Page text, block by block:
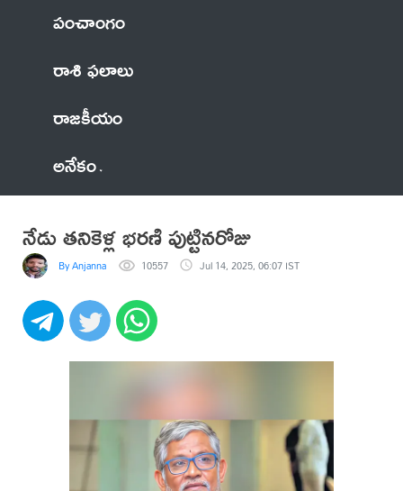
పంచాంగం
రాశి ఫలాలు
రాజకీయం
అనేకం
నేడు తనికెళ్ల భరణి పుట్టినరోజు
By Anjanna 10557 Jul 14, 2025, 06:07 IST